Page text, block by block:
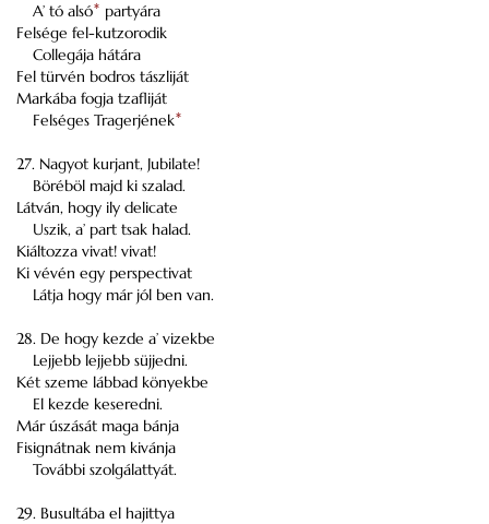
A’ tó alsó* partyára
Felsége fel-kutzorodik
Collegája hátára
Fel türvén bodros tászliját
Markába fogja tzafliját
Felséges Tragerjének*
27. Nagyot kurjant, Jubilate!
Böréböl majd ki szalad.
Látván, hogy ily delicate
Uszik, a’ part tsak halad.
Kiáltozza vivat! vivat!
Ki vévén egy perspectivat
Látja hogy már jól ben van.
28. De hogy kezde a’ vizekbe
Lejjebb lejjebb süjjedni.
Két szeme lábbad könyekbe
El kezde keseredni.
Már úszását maga bánja
Fisignátnak nem kivánja
További szolgálattyát.
29. Busultába el hajittya